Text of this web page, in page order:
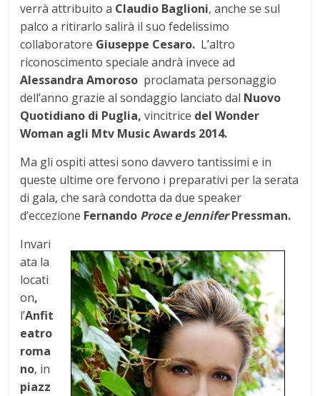
verrà attribuito a Claudio Baglioni, anche se sul
palco a ritirarlo salirà il suo fedelissimo
collaboratore Giuseppe Cesaro. L’altro
riconoscimento speciale andrà invece ad
Alessandra Amoroso proclamata personaggio
dell’anno grazie al sondaggio lanciato dal Nuovo
Quotidiano di Puglia,vincitrice del Wonder
Woman agli Mtv Music Awards 2014.
Ma gli ospiti attesi sono davvero tantissimi e in
queste ultime ore fervono i preparativi per la serata
di gala, che sarà condotta da due speaker
d’eccezione Fernando Proce e JenniferPressman.
Invari
ata la
locati
on,
l’Anfit
eatro
roma
no, in
piazz